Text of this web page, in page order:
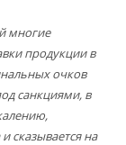
многие
продукции в
очков
санкциями, в
сказывается на